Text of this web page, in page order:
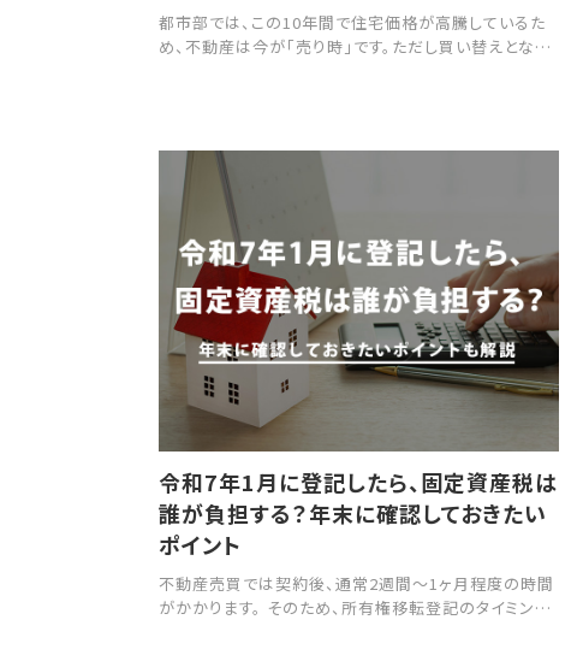
都市部では、この10年間で住宅価格が高騰しているた
め、不動産は今が「売り時」です。ただし買い替えとなる
る筆者が、不動産価格が上昇する中、住居費負担が増え
ないように上手に買い替えをしたお客様の事例をご紹
介します。
令和7年1月に登記したら、固定資産税は
誰が負担する？年末に確認しておきたい
ポイント
不動産売買では契約後、通常2週間～1ヶ月程度の時間
がかかります。 そのため、所有権移転登記のタイミング